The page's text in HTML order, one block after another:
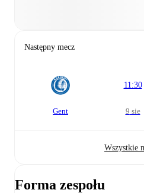
Następny mecz
Gent
11:30
9 sie
Wszystkie
Forma zespołu